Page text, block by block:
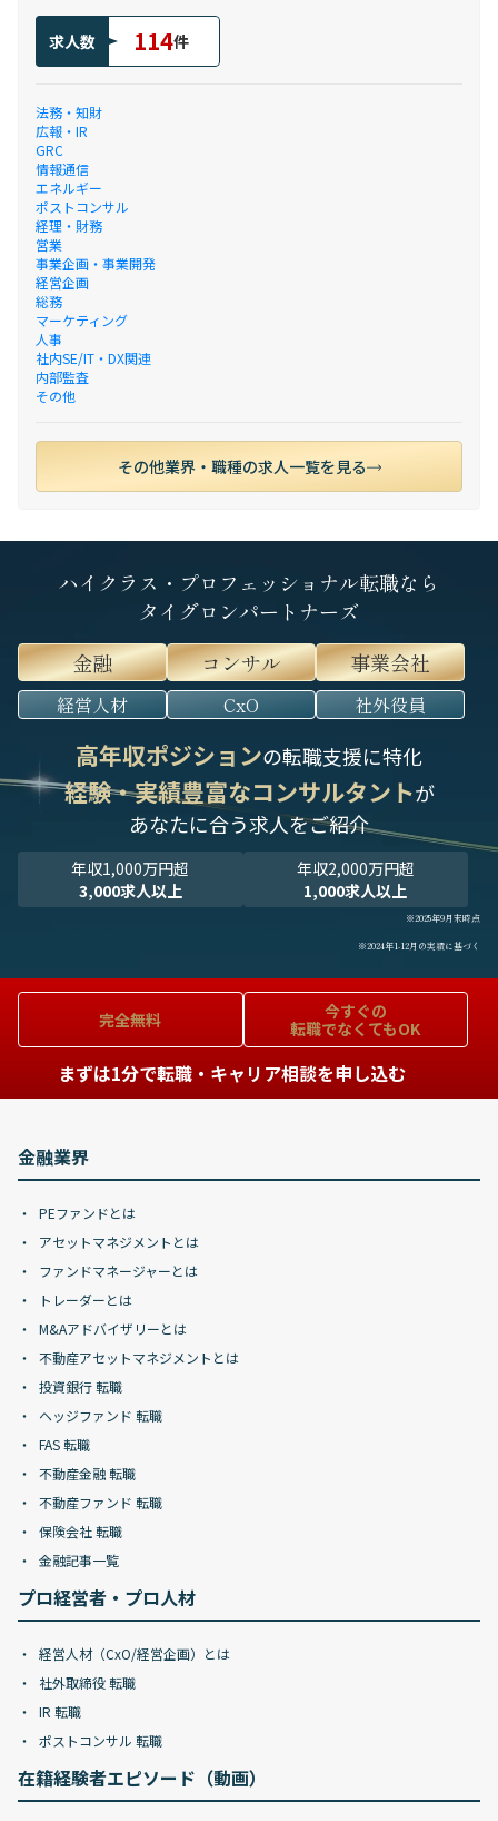
求人数 114件
法務・知財
広報・IR
GRC
情報通信
エネルギー
ポストコンサル
経理・財務
営業
事業企画・事業開発
経営企画
総務
マーケティング
人事
社内SE/IT・DX関連
内部監査
その他
その他業界・職種の求人一覧を見る
ハイクラス・プロフェッショナル転職なら
タイグロンパートナーズ
金融
コンサル 事業会社
経営人材 CxO 社外役員
高年収ポジションの転職支援に特化
経験・実績豊富なコンサルタントが
あなたに合う求人をご紹介
年収1,000万円超
3,000求人以上
年収2,000万円超
1,000求人以上
※2025年9月末時点
※2024年1-12月の実績に基づく
完全無料
今すぐの
転職でなくてもOK
まずは1分で転職・キャリア相談を申し込む
金融業界
PEファンドとは
アセットマネジメントとは
ファンドマネージャーとは
トレーダーとは
M&Aアドバイザリーとは
不動産アセットマネジメントとは
投資銀行 転職
ヘッジファンド 転職
FAS 転職
不動産金融 転職
不動産ファンド 転職
保険会社 転職
金融記事一覧
プロ経営者・プロ人材
経営人材（CxO/経営企画）とは
社外取締役 転職
IR 転職
ポストコンサル 転職
在籍経験者エピソード（動画）